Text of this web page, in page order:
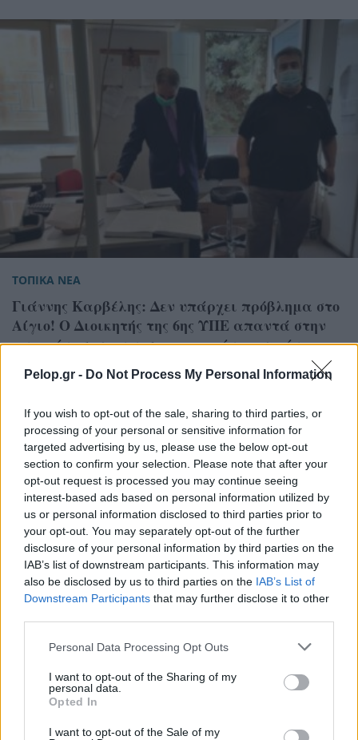
Pelop.gr - Do Not Process My Personal Information
If you wish to opt-out of the sale, sharing to third parties, or
processing of your personal or sensitive information for
targeted advertising by us, please use the below opt-out
section to confirm your selection. Please note that after your
opt-out request is processed you may continue seeing
interest-based ads based on personal information utilized by
us or personal information disclosed to third parties prior to
your opt-out. You may separately opt-out of the further
disclosure of your personal information by third parties on the
IAB’s list of downstream participants. This information may
also be disclosed by us to third parties on the IAB’s List of
Downstream Participants that may further disclose it to other
Please note that this website/app uses one or more Google
not limited to your visit or usage behaviour. You may click to
grant or deny consent to Google and its third-party tags to
use your data for below specified purposes in below Google
consent section.
Personal Data Processing Opt Outs
I want to opt-out of the Sharing of my
personal data.
Opted In
I want to opt-out of the Sale of my
ΤΟΠΙΚΑ ΝΕΑ
Γιάννης Καρβέλης: Δεν υπάρχει πρόβλημα στο
Αίγιο! Ο Διοικητής της 6ης ΥΠΕ απαντά στην
ανακοίνωση των νοσοκομειακών γιατρών
για το Ακτινολογικό Τμήμα